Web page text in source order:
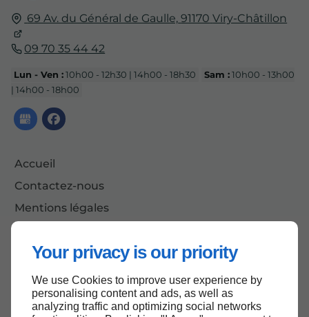
Your privacy is our priority
We use Cookies to improve user experience by
personalising content and ads, as well as
analyzing traffic and optimizing social networks
69 Av. du Général de Gaulle, 91170 Viry-Châtillon
09 70 35 44 42
Lun - Ven :10h00 - 12h30 | 14h00 - 18h30 Sam :10h00 - 13h00
| 14h00 - 18h00
Accueil
Contactez-nous
Mentions légales
Haut de page